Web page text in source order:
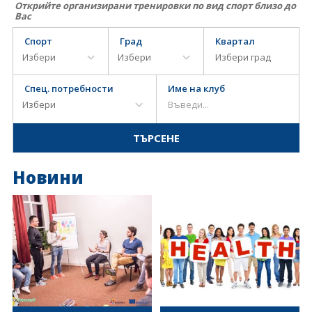
Открийте организирани тренировки по вид спорт близо до
Вас
Спорт
Град Квартал
Спец. потребности Име на клуб
Новини